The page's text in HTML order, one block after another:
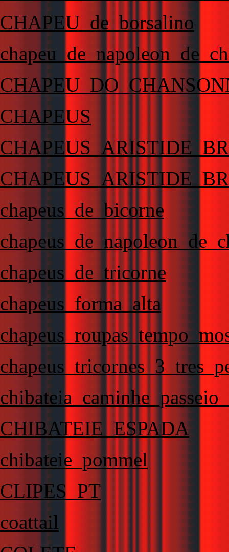
CHAPEU_de_borsalino
CHAPEUS
chapeus_de_bicorne
chapeus_de_tricorne
chapeus_forma_alta
CHIBATEIE_ESPADA
chibateie_pommel
CLIPES_PT
coattail